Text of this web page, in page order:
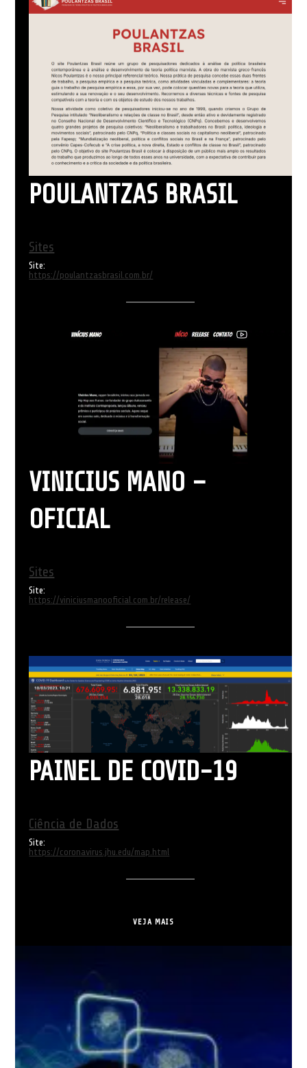
POULANTZAS BRASIL
Sites
Site:
https://poulantzasbrasil.com.br/
VINICIUS MANO –
OFICIAL
Sites
Site:
https://viniciusmanooficial.com.br/release/
PAINEL DE COVID-19
Ciência de Dados
Site:
https://coronavirus.jhu.edu/map.html
VEJA MAIS